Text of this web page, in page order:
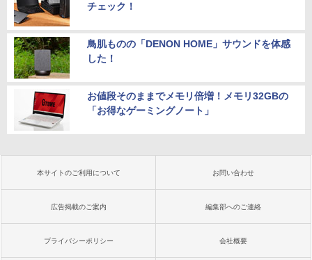
チェック！
鳥肌ものの「DENON HOME」サウンドを体感
した！
お値段そのままでメモリ倍増！メモリ32GBの
「お得なゲーミングノート」
本サイトのご利用について お問い合わせ
広告掲載のご案内 編集部へのご連絡
プライバシーポリシー 会社概要